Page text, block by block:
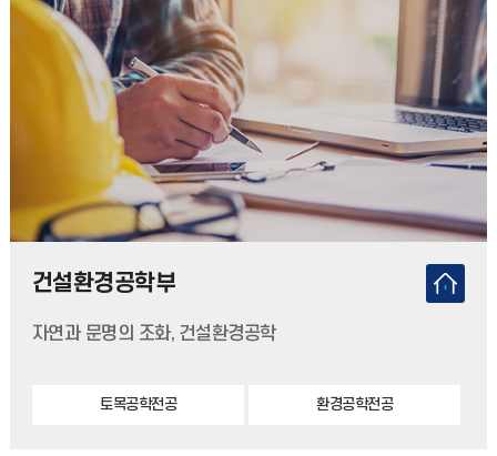
건설환경공학부
자연과 문명의 조화, 건설환경공학
토목공학전공 환경공학전공